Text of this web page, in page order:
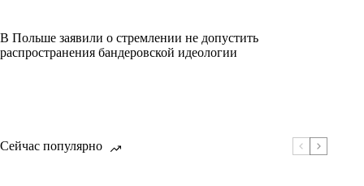
В Польше заявили о стремлении не допустить
распространения бандеровской идеологии
Сейчас популярно